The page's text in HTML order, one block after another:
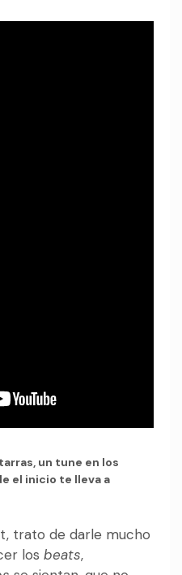
un tune en los
el inicio te lleva a
trato de darle mucho
los beats,